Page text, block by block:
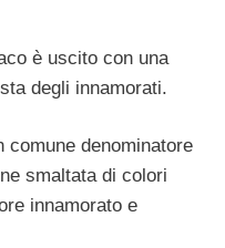
è uscito con una
degli innamorati.
comune denominatore
smaltata di colori
innamorato e